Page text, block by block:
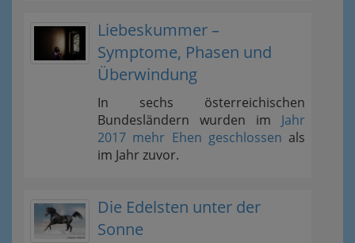
Liebeskummer –
Symptome, Phasen und
Überwindung
In sechs österreichischen
Bundesländern wurden im Jahr
2017 mehr Ehen geschlossen als
im Jahr zuvor.
Die Edelsten unter der
Sonne